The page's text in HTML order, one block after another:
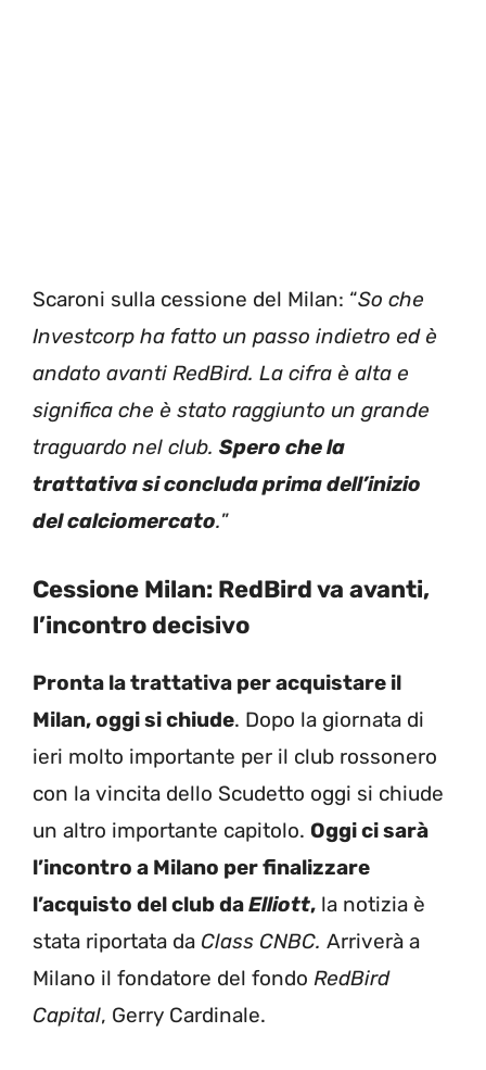
Scaroni sulla cessione del Milan: “So che
Investcorp ha fatto un passo indietro ed è
andato avanti RedBird. La cifra è alta e
significa che è stato raggiunto un grande
traguardo nel club. Spero che la
trattativa si concluda prima dell’inizio
del calciomercato.”
Cessione Milan: RedBird va avanti,
l’incontro decisivo
Pronta la trattativa per acquistare il
Milan, oggi si chiude. Dopo la giornata di
ieri molto importante per il club rossonero
con la vincita dello Scudetto oggi si chiude
un altro importante capitolo. Oggi ci sarà
l’incontro a Milano per finalizzare
l’acquisto del club daElliott, la notizia è
stata riportata da Class CNBC. Arriverà a
Milano il fondatore del fondo RedBird
Capital, Gerry Cardinale.